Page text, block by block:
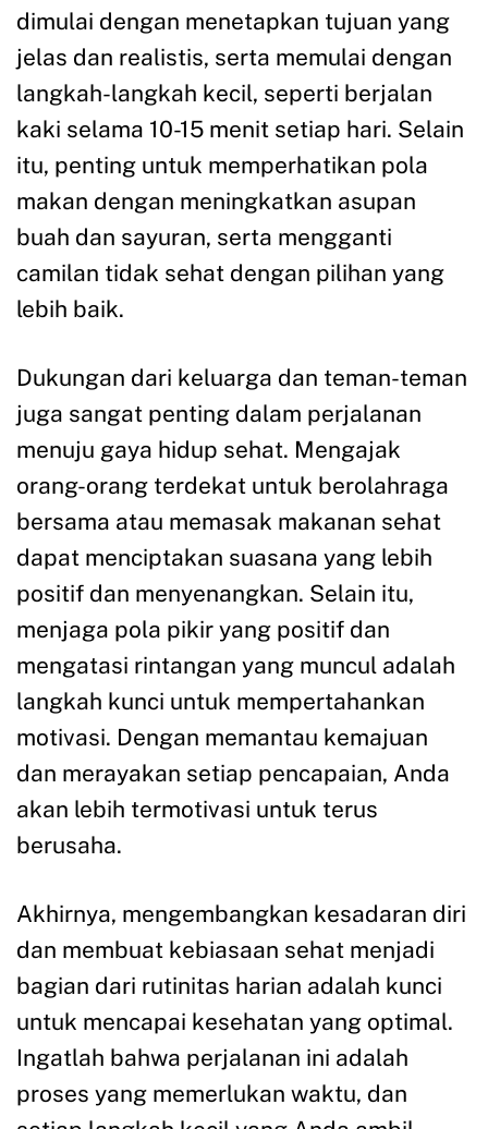
dimulai dengan menetapkan tujuan yang
jelas dan realistis, serta memulai dengan
langkah-langkah kecil, seperti berjalan
kaki selama 10-15 menit setiap hari. Selain
itu, penting untuk memperhatikan pola
makan dengan meningkatkan asupan
buah dan sayuran, serta mengganti
camilan tidak sehat dengan pilihan yang
lebih baik.
Dukungan dari keluarga dan teman-teman
juga sangat penting dalam perjalanan
menuju gaya hidup sehat. Mengajak
orang-orang terdekat untuk berolahraga
bersama atau memasak makanan sehat
dapat menciptakan suasana yang lebih
positif dan menyenangkan. Selain itu,
menjaga pola pikir yang positif dan
mengatasi rintangan yang muncul adalah
langkah kunci untuk mempertahankan
motivasi. Dengan memantau kemajuan
dan merayakan setiap pencapaian, Anda
akan lebih termotivasi untuk terus
berusaha.
Akhirnya, mengembangkan kesadaran diri
dan membuat kebiasaan sehat menjadi
bagian dari rutinitas harian adalah kunci
untuk mencapai kesehatan yang optimal.
Ingatlah bahwa perjalanan ini adalah
proses yang memerlukan waktu, dan